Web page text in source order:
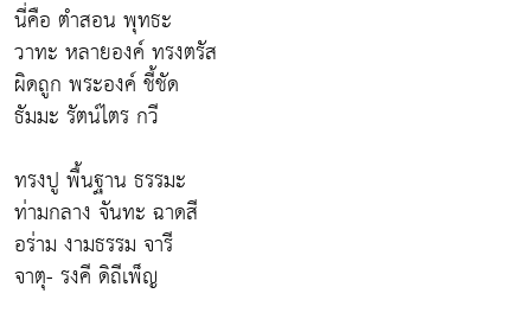
นี่คือ ตำสอน พุทธะ
วาทะ หลายองค์ ทรงตรัส
ผิดถูก พระองค์ ชี้ชัด
ธัมมะ รัตน์ไตร กวี
ทรงปู พื้นฐาน ธรรมะ
ท่ามกลาง จันทะ ฉาดสี
อร่าม งามธรรม จารี
จาตุ- รงคี ดิถีเพ็ญ